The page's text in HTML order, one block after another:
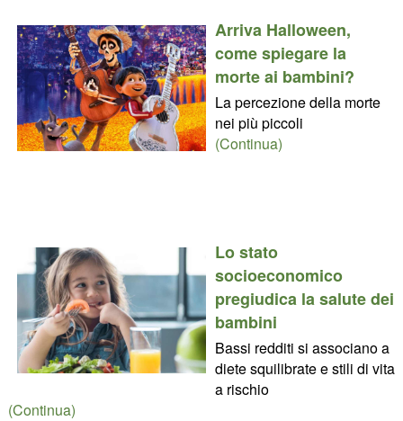
Arriva Halloween,
come spiegare la
morte ai bambini?
La percezione della morte
nei più piccoli
(Continua)
Lo stato
socioeconomico
pregiudica la salute dei
bambini
Bassi redditi si associano a
diete squilibrate e stili di vita
a rischio
(Continua)